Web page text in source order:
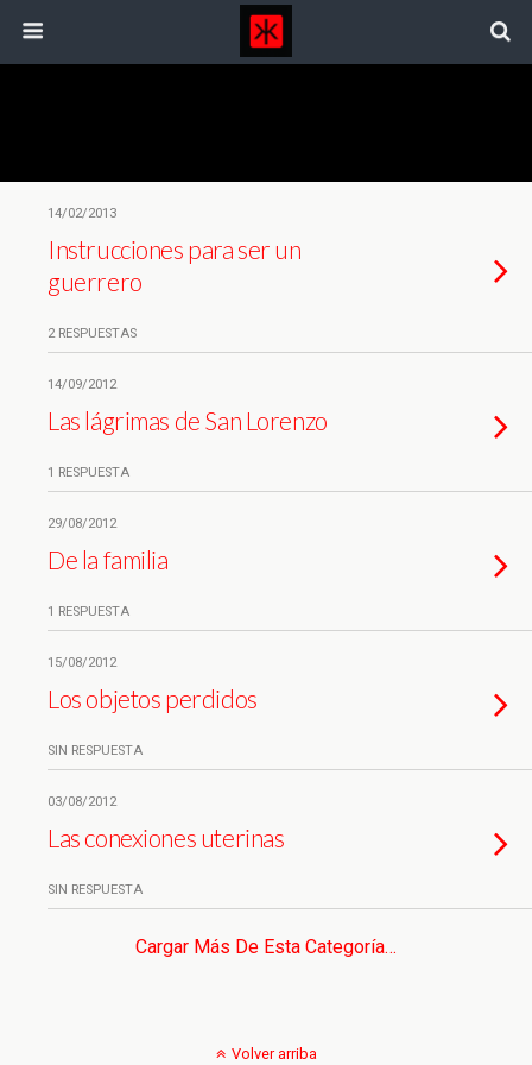
14/02/2013
Instrucciones para ser un
guerrero
2 RESPUESTAS
14/09/2012
Las lágrimas de San Lorenzo
1 RESPUESTA
29/08/2012
De la familia
1 RESPUESTA
15/08/2012
Los objetos perdidos
SIN RESPUESTA
03/08/2012
Las conexiones uterinas
SIN RESPUESTA
Cargar Más De Esta Categoría…
Volver arriba